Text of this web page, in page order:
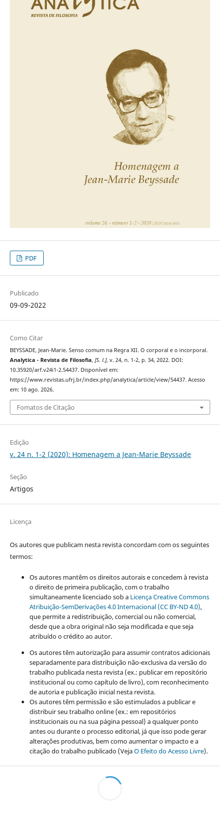
PDF
Publicado
09-09-2022
Como Citar
BEYSSADE, Jean-Marie. Senso comum na Regra XII. O corporal e o incorporal.
Analytica - Revista de Filosofia, [S. l.], v. 24, n. 1-2, p. 34, 2022. DOI:
10.35920/arf.v24i1-2.54437. Disponível em:
https://www.revistas.ufrj.br/index.php/analytica/article/view/54437. Acesso
em: 10 ago. 2026.
Fomatos de Citação
Edição
v. 24 n. 1-2 (2020): Homenagem a Jean-Marie Beyssade
Seção
Artigos
Licença
Os autores que publicam nesta revista concordam com os seguintes
termos:
Os autores mantêm os direitos autorais e concedem à revista
o direito de primeira publicação, com o trabalho
simultaneamente licenciado sob aLicença Creative Commons
Atribuição-SemDerivações 4.0 Internacional (CC BY-ND 4.0),
que permite a redistribuição, comercial ou não comercial,
desde que a obra original não seja modificada e que seja
atribuído o crédito ao autor.
Os autores têm autorização para assumir contratos adicionais
separadamente para distribuição não-exclusiva da versão do
trabalho publicada nesta revista (ex.: publicar em repositório
institucional ou como capítulo de livro), com reconhecimento
de autoria e publicação inicial nesta revista.
Os autores têm permissão e são estimulados a publicar e
distribuir seu trabalho online (ex.: em repositórios
institucionais ou na sua página pessoal) a qualquer ponto
antes ou durante o processo editorial, já que isso pode gerar
alterações produtivas, bem como aumentar o impacto e a
citação do trabalho publicado (VejaO Efeito do Acesso Livre).